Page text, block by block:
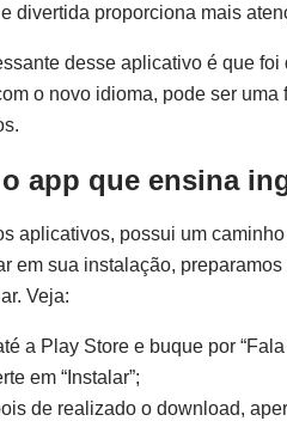
divertida proporciona mais
desse aplicativo é que
o novo idioma, pode ser
app que ensina
aplicativos, possui um
em sua instalação,
Veja:
a Play Store e buque por
em “Instalar”;
de realizado o download,